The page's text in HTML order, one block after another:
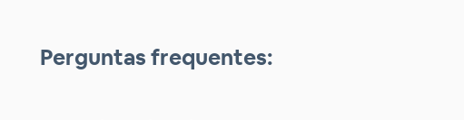
Perguntas frequentes: